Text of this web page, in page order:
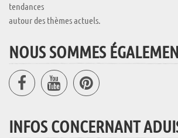
tendances
autour des thèmes actuels.
NOUS SOMMES
INFOS CONCERNANT